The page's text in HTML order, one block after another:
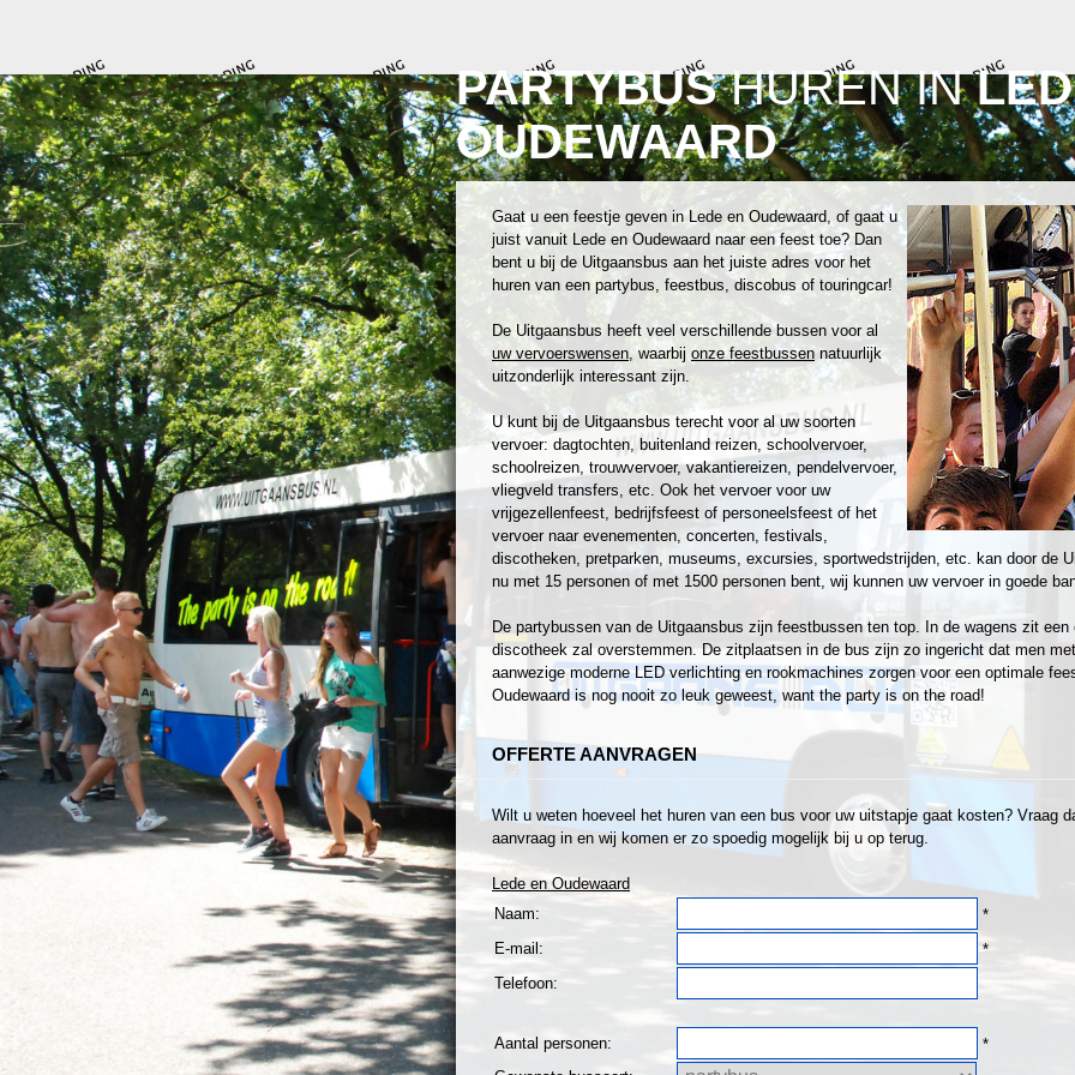
PARTYBUSHUREN IN
OUDEWAARD
Gaat u een feestje geven in Lede en Oudewaard, of gaat u
juist vanuit Lede en Oudewaard naar een feest toe? Dan
bent u bij de Uitgaansbus aan het juiste adres voor het
huren van een partybus, feestbus, discobus of touringcar!
De Uitgaansbus heeft veel verschillende bussen voor al
uw vervoerswensen, waarbij onze feestbussen natuurlijk
uitzonderlijk interessant zijn.
U kunt bij de Uitgaansbus terecht voor al uw soorten
vervoer: dagtochten, buitenland reizen, schoolvervoer,
schoolreizen, trouwvervoer, vakantiereizen, pendelvervoer,
vliegveld transfers, etc. Ook het vervoer voor uw
vrijgezellenfeest, bedrijfsfeest of personeelsfeest of het
vervoer naar evenementen, concerten, festivals,
discotheken, pretparken, museums, excursies, sportwedstrijden, etc. kan door de
nu met 15 personen of met 1500 personen bent, wij kunnen uw vervoer in goede
De partybussen van de Uitgaansbus zijn feestbussen ten top. In de wagens zit
discotheek zal overstemmen. De zitplaatsen in de bus zijn zo ingericht dat men
aanwezige moderne LED verlichting en rookmachines zorgen voor een optimale
Oudewaard is nog nooit zo leuk geweest, want the party is on the road!
OFFERTE AANVRAGEN
Wilt u weten hoeveel het huren van een bus voor uw uitstapje gaat kosten? Vraag
aanvraag in en wij komen er zo spoedig mogelijk bij u op terug.
Lede en Oudewaard
Naam:
*
E-mail:
*
Telefoon:
Aantal personen:
*